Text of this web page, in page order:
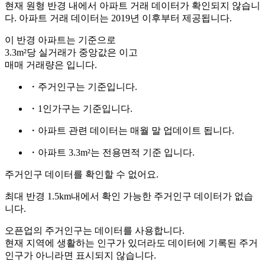
현재 원형 반경 내에서 아파트 거래 데이터가 확인되지 않습니
다. 아파트 거래 데이터는 2019년 이후부터 제공됩니다.
이 반경 아파트는 기준으로
3.3m²당 실거래가 중앙값은 이고
매매 거래량은 입니다.
・주거인구는 기준입니다.
・1인가구는 기준입니다.
・아파트 관련 데이터는 매월 말 업데이트 됩니다.
・아파트 3.3m²는 전용면적 기준 입니다.
주거인구 데이터를 확인할 수 없어요.
최대 반경 1.5km내에서 확인 가능한 주거인구 데이터가 없습
니다.
오픈업의 주거인구는 데이터를 사용합니다.
현재 지역에 생활하는 인구가 있더라도 데이터에 기록된 주거
인구가 아니라면 표시되지 않습니다.